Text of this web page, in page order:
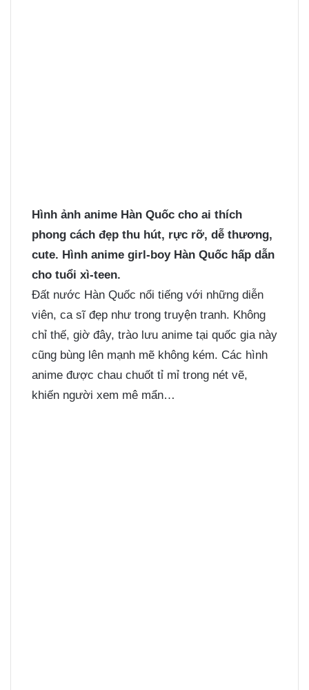
Hình ảnh anime Hàn Quốc cho ai thích
phong cách đẹp thu hút, rực rỡ, dễ thương,
cute. Hình anime girl-boy Hàn Quốc hấp dẫn
cho tuổi xì-teen.
Đất nước Hàn Quốc nổi tiếng với những diễn
viên, ca sĩ đẹp như trong truyện tranh. Không
chỉ thế, giờ đây, trào lưu anime tại quốc gia này
cũng bùng lên mạnh mẽ không kém. Các hình
anime được chau chuốt tỉ mỉ trong nét vẽ,
khiến người xem mê mẩn…